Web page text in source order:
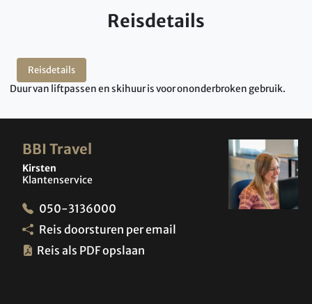
Reisdetails
Reisdetails
Duur van liftpassen en skihuur is voor ononderbroken gebruik.
BBI Travel
Kirsten
Klantenservice
050-3136000
Reis doorsturen per email
Reis als PDF opslaan